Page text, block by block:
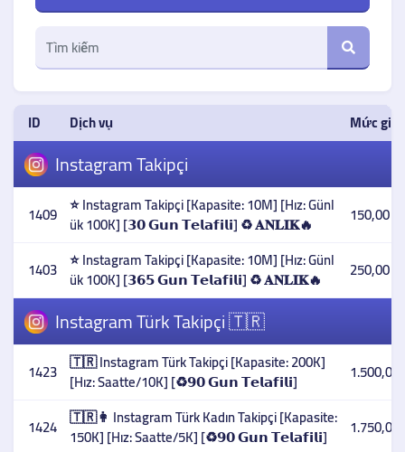
ID Dịch vụ Mức giá
Instagram Takipçi
1409 ⭐ Instagram Takipçi [Kapasite: 10M] [Hız: Günl
ük 100K] [𝟯𝟬 𝗚𝘂𝗻 𝗧𝗲𝗹𝗮𝗳𝗶𝗹𝗶] ♻️ 𝐀𝐍𝐋𝐈𝐊🔥 150,00 TL
1403 ⭐ Instagram Takipçi [Kapasite: 10M] [Hız: Günl
ük 100K] [𝟯𝟲𝟱 𝗚𝘂𝗻 𝗧𝗲𝗹𝗮𝗳𝗶𝗹𝗶] ♻️ 𝐀𝐍𝐋𝐈𝐊🔥 250,00 TL
Instagram Türk Takipçi 🇹🇷
1423 🇹🇷 Instagram Türk Takipçi [Kapasite: 200K]
[Hız: Saatte/10K] [♻️𝟵𝟬 𝗚𝘂𝗻 𝗧𝗲𝗹𝗮𝗳𝗶𝗹𝗶] 1.500,00
1424 🇹🇷👩 Instagram Türk Kadın Takipçi [Kapasite:
150K] [Hız: Saatte/5K] [♻️𝟵𝟬 𝗚𝘂𝗻 𝗧𝗲𝗹𝗮𝗳𝗶𝗹𝗶] 1.750,00